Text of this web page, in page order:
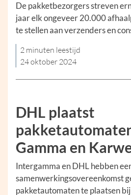
De pakketbezorgers streven
jaar elk ongeveer 20.000
te stellen aan verzenders en
2 minuten leestijd
24 oktober 2024
DHL plaatst
Gamma en
Intergamma en DHL hebben
samenwerkingsovereenkomst
pakketautomaten te plaatsen